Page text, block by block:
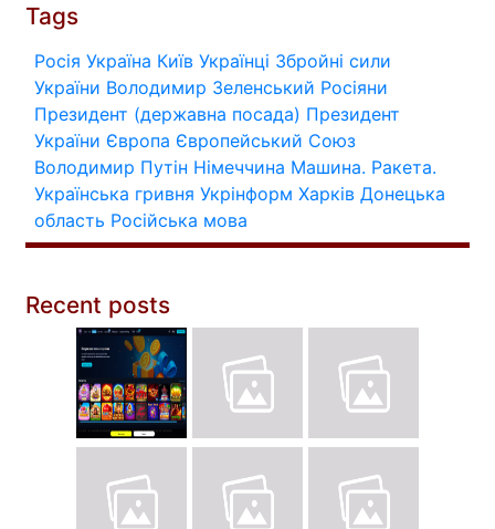
Tags
Росія Україна Київ Українці Збройні сили
України Володимир Зеленський Росіяни
Президент (державна посада) Президент
України Європа Європейський Союз
Володимир Путін Німеччина Машина. Ракета.
Українська гривня Укрінформ Харків Донецька
область Російська мова
Recent posts